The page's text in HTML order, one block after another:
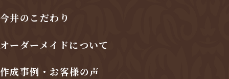
今井のこだわり
オーダーメイドについて
作成事例・お客様の声